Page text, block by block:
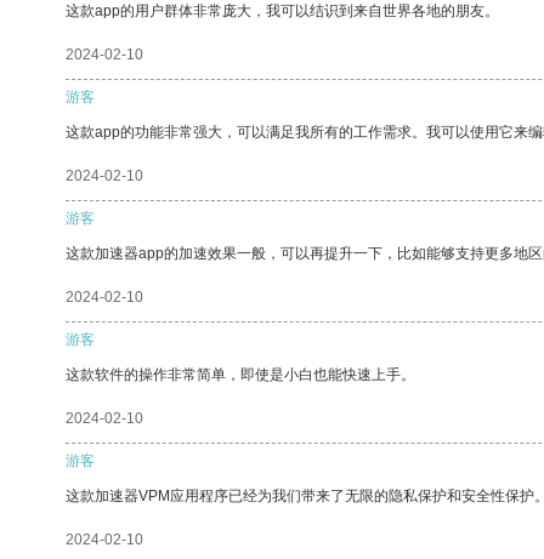
这款app的用户群体非常庞大，我可以结识到来自世界各地的朋友。
2024-02-10
游客
这款app的功能非常强大，可以满足我所有的工作需求。我可以使用它来
2024-02-10
游客
这款加速器app的加速效果一般，可以再提升一下，比如能够支持更多地
2024-02-10
游客
这款软件的操作非常简单，即使是小白也能快速上手。
2024-02-10
游客
这款加速器VPM应用程序已经为我们带来了无限的隐私保护和安全性保护
2024-02-10